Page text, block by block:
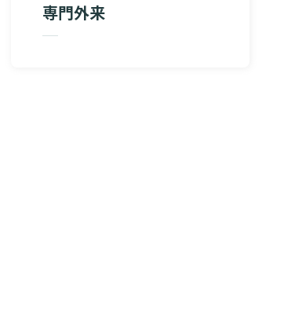
専門外来